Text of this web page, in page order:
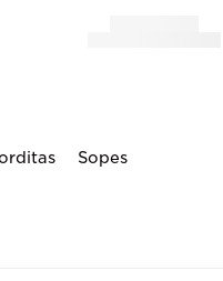
Sopes